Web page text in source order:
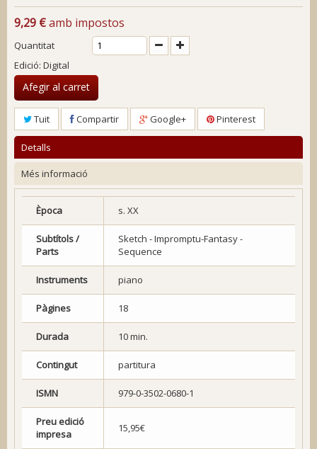
9,29 €amb impostos
Quantitat
Edició: Digital
Afegir al carret
Tuit Compartir Google+ Pinterest
Detalls
Més informació
Època s. XX
Subtítols /
Parts
Sketch - Impromptu-Fantasy -
Sequence
Instruments piano
Pàgines 18
Durada 10 min.
Contingut partitura
ISMN 979-0-3502-0680-1
Preu edició
impresa
15,95€